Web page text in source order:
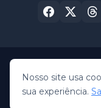
© 2026 -O
HomeSobre
Nosso site usa
sua experiência.